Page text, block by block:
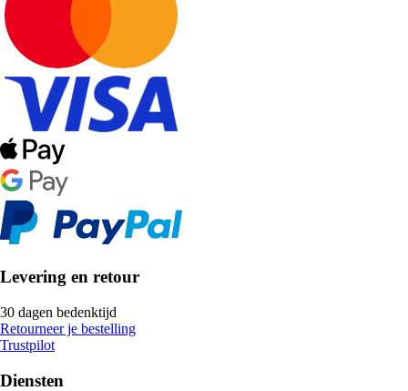
Levering en retour
30 dagen bedenktijd
Retourneer je bestelling
Trustpilot
Diensten